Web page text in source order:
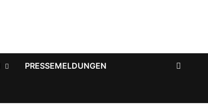
PRESSEMELDUNGEN